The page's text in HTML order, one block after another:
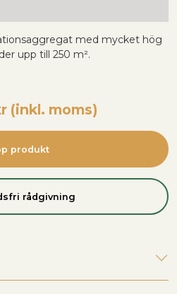
med mycket hög
upp till 250 m².
(inkl. moms)
produkt
rådgivning